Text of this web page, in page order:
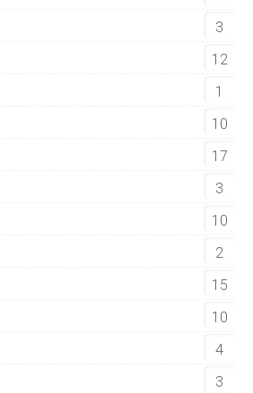
3
12
1
10
17
3
10
2
15
10
4
3